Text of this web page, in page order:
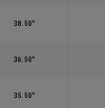
38.50"
36.50"
35.50"